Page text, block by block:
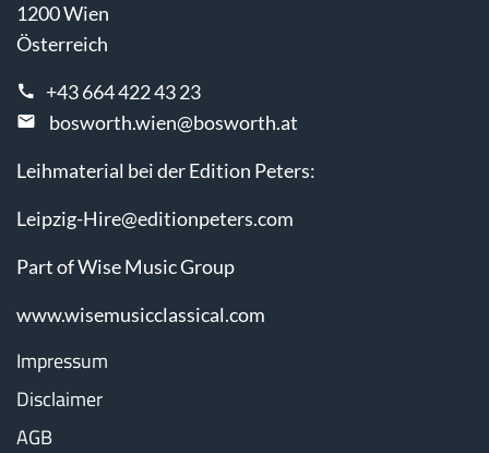
1200 Wien
Österreich
+43 664 422 43 23
bosworth.wien@bosworth.at
Leihmaterial bei der Edition Peters:
Leipzig-Hire@editionpeters.com
Part of Wise Music Group
www.wisemusicclassical.com
Impressum
Disclaimer
AGB